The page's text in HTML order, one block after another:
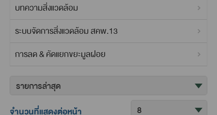
บทความสิ่งแวดล้อม
ระบบจัดการสิ่งแวดล้อม สคพ.13
การลด & คัดแยกขยะมูลฝอย
จำนวนที่แสดงต่อหน้า